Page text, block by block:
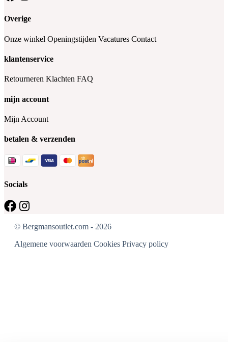
Overige
Onze winkel Openingstijden Vacatures Contact
klantenservice
Retourneren Klachten FAQ
mijn account
Mijn Account
betalen & verzenden
Socials
© Bergmansoutlet.com - 2026
Algemene voorwaarden Cookies Privacy policy